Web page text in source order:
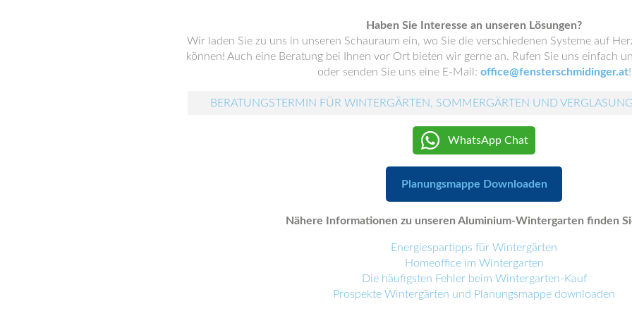
Haben Sie Interesse an unseren Lösungen?
Wir laden Sie zu uns in unseren Schauraum ein, wo Sie die verschiedenen Systeme auf
können! Auch eine Beratung bei Ihnen vor Ort bieten wir gerne an. Rufen Sie uns einfach
oder senden Sie uns eine E-Mail: office@fensterschmidinger.at!
BERATUNGSTERMIN FÜR WINTERGÄRTEN, SOMMERGÄRTEN UND
WhatsApp Chat
Planungsmappe Downloaden
Nähere Informationen zu unseren Aluminium-Wintergarten finden
Energiespartipps für Wintergärten
Homeoffice im Wintergarten
Die häufigsten Fehler beim Wintergarten-Kauf
Prospekte Wintergärten und Planungsmappe downloaden